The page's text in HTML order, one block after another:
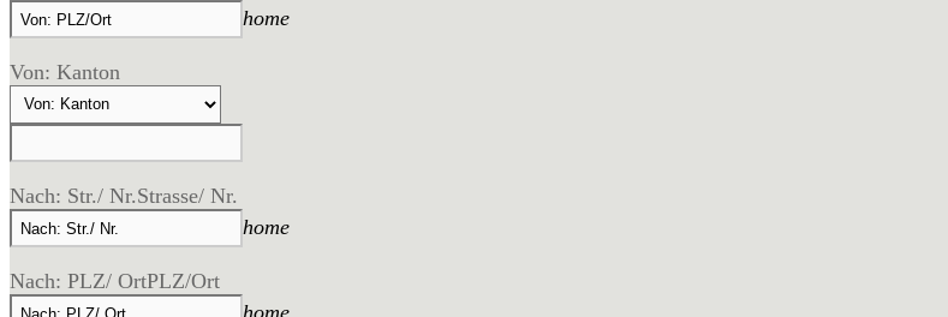
home
Von: Kanton
Nach: Str./ Nr.Strasse/ Nr.
home
Nach: PLZ/ OrtPLZ/Ort
home